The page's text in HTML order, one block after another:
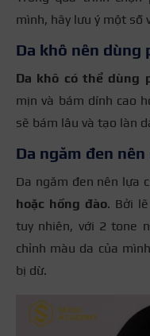
mình, hãy lưu ý một số
Da khô nên dùng
Da khô có thể dùng
mịn và bám dính cao
sẽ bám lâu và tạo làn
Da ngăm đen
Da ngăm đen nên lựa
hoặc hồng đào. Bởi
tuy nhiên, với 2 tone
chỉnh màu da của
bị dừ.